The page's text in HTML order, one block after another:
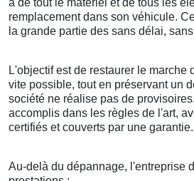
a de tout le matériel et de tous les
remplacement dans son véhicule.
la grande partie des sans délai,
L'objectif est de restaurer le marche
vite possible, tout en préservant un
société ne réalise pas de
accomplis dans les règles de l'art,
certifiés et couverts par une garantie.
Au-delà du dépannage, l'entreprise